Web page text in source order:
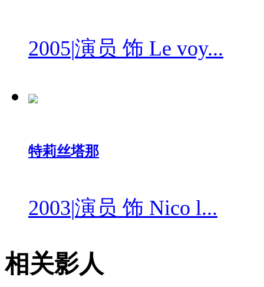
2005|演员 饰 Le voy...
特莉丝塔那
2003|演员 饰 Nico l...
相关影人